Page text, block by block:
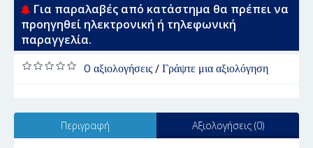
Για παραλαβές από κατάστημα θα πρέπει να
προηγηθεί ηλεκτρονική ή τηλεφωνική
παραγγελία.
0 αξιολογήσεις/ Γράψτε μια αξιολόγηση
Περιγραφή Αξιολογήσεις (0)